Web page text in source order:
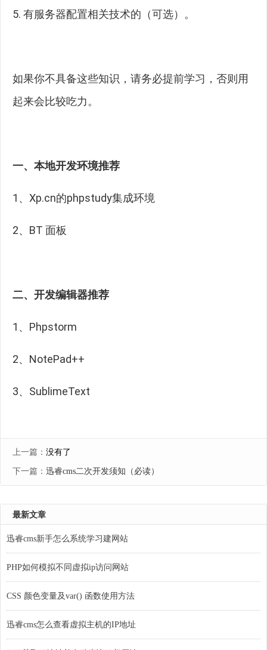
5. 有服务器配置相关技术的（可选）。
如果你不具备这些知识，请务必提前学习，否则用
起来会比较吃力。
一、本地开发环境推荐
1、Xp.cn的phpstudy集成环境
2、BT 面板
二、开发编辑器推荐
1、Phpstorm
2、NotePad++
3、SublimeText
上一篇： 没有了
下一篇： 迅睿cms二次开发须知（必读）
最新文章
迅睿cms新手怎么系统学习建网站
PHP如何模拟不同虚拟ip访问网站
CSS 颜色变量及var() 函数使用方法
迅睿cms怎么查看虚拟主机的IP地址